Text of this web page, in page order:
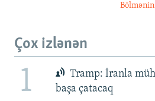
Çox izlənən
1
Tramp: İranla
başa çatacaq